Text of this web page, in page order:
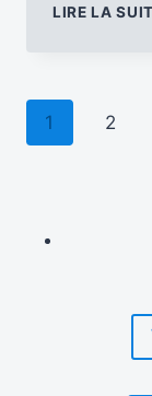
LIRE LA
1 2